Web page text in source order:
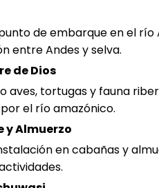
de embarque en el río
entre Andes y selva.
de Dios
aves, tortugas y fauna
el río amazónico.
y Almuerzo
en cabañas y